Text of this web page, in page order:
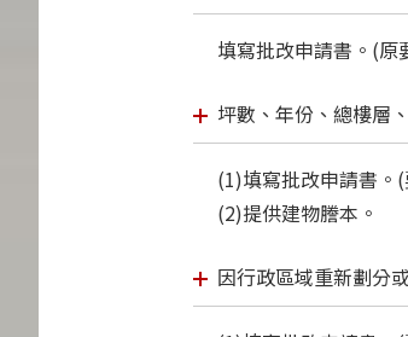
填寫批改申請書。(
坪數、年份、總樓層
(1)填寫批改申請書。
(2)提供建物謄本。
因行政區域重新劃分